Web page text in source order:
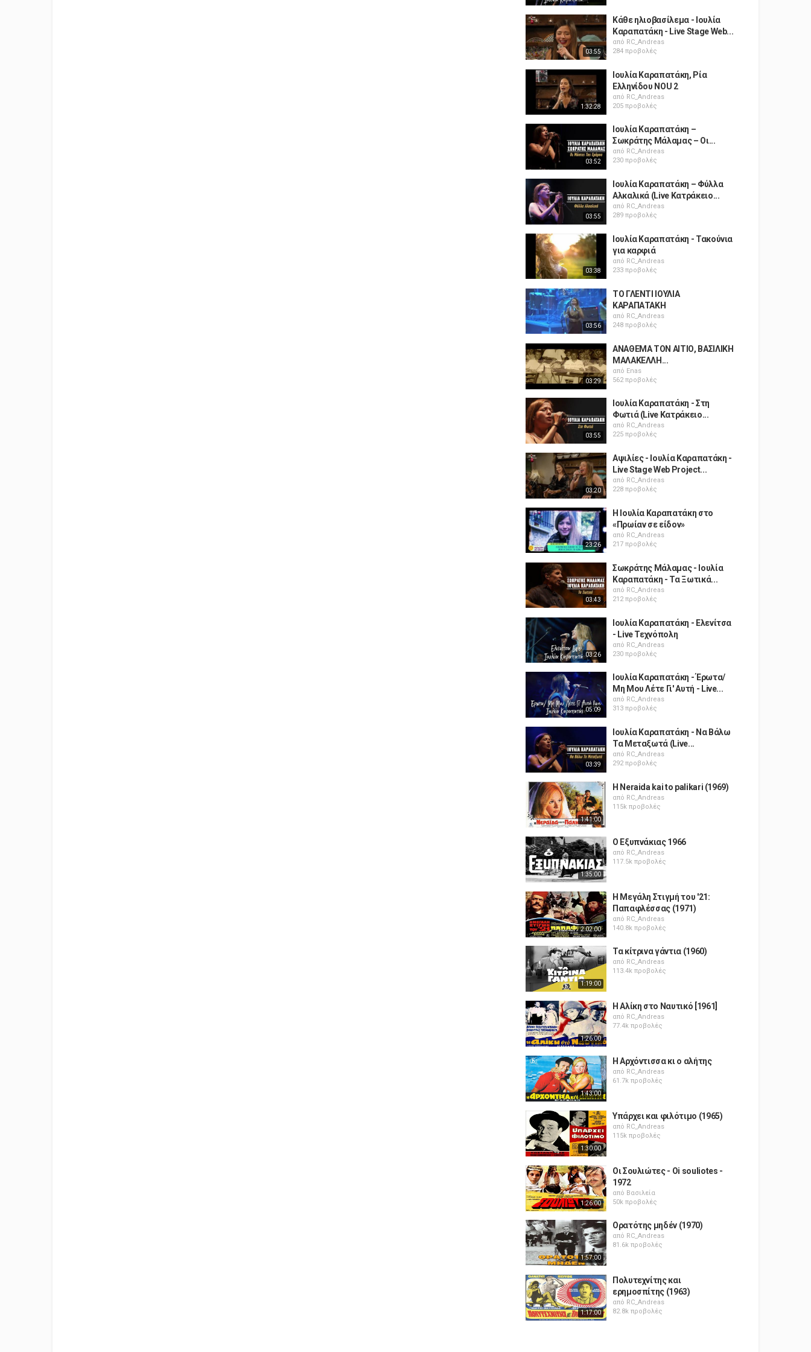
03:55
Κάθε ηλιοβασίλεμα - Ιουλία
Καραπατάκη - Live Stage Web...
από RC_Andreas
284 προβολές
1:32:28
Ιουλία Καραπατάκη, Ρία
Ελληνίδου NOU 2
από RC_Andreas
205 προβολές
03:52
Ιουλία Καραπατάκη –
Σωκράτης Μάλαμας – Οι...
από RC_Andreas
230 προβολές
03:55
Ιουλία Καραπατάκη – Φύλλα
Αλκαλικά (Live Κατράκειο...
από RC_Andreas
289 προβολές
03:38
Ιουλία Καραπατάκη - Τακούνια
για καρφιά
από RC_Andreas
233 προβολές
03:56
ΤΟ ΓΛΕΝΤΙ ΙΟΥΛΙΑ
ΚΑΡΑΠΑΤΑΚΗ
από RC_Andreas
248 προβολές
03:29
ΑΝΑΘΕΜΑ ΤΟΝ ΑΙΤΙΟ, ΒΑΣΙΛΙΚΗ
ΜΑΛΑΚΕΛΛΗ...
από Enas
562 προβολές
03:55
Ιουλία Καραπατάκη - Στη
Φωτιά (Live Κατράκειο...
από RC_Andreas
225 προβολές
03:20
Αψιλίες - Ιουλία Καραπατάκη -
Live Stage Web Project...
από RC_Andreas
228 προβολές
23:26
Η Ιουλία Καραπατάκη στο
«Πρωίαν σε είδον»
από RC_Andreas
217 προβολές
03:43
Σωκράτης Μάλαμας - Ιουλία
Καραπατάκη - Τα Ξωτικά...
από RC_Andreas
212 προβολές
03:26
Ιουλία Καραπατάκη - Ελενίτσα
- Live Τεχνόπολη
από RC_Andreas
230 προβολές
05:09
Ιουλία Καραπατάκη - Έρωτα/
Μη Μου Λέτε Γι' Αυτή - Live...
από RC_Andreas
313 προβολές
03:39
Ιουλία Καραπατάκη - Να Βάλω
Τα Μεταξωτά (Live...
από RC_Andreas
292 προβολές
1:41:00
H Neraida kai to palikari (1969)
από RC_Andreas
115k προβολές
1:35:00
Ο Εξυπνάκιας 1966
από RC_Andreas
117.5k προβολές
2:02:00
Η Μεγάλη Στιγμή του '21:
Παπαφλέσσας (1971)
από RC_Andreas
140.8k προβολές
1:19:00
Τα κίτρινα γάντια (1960)
από RC_Andreas
113.4k προβολές
1:26:00
Η Αλίκη στο Ναυτικό [1961]
από RC_Andreas
77.4k προβολές
1:43:00
Η Αρχόντισσα κι ο αλήτης
από RC_Andreas
61.7k προβολές
1:30:00
Υπάρχει και φιλότιμο (1965)
από RC_Andreas
115k προβολές
1:26:00
Οι Σουλιώτες - Oi souliotes -
1972
από Βασιλεία
50k προβολές
1:57:00
Ορατότης μηδέν (1970)
από RC_Andreas
81.6k προβολές
1:17:00
Πολυτεχνίτης και
ερημοσπίτης (1963)
από RC_Andreas
82.8k προβολές